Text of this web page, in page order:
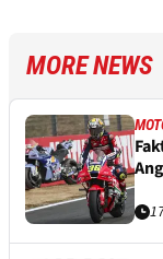
MORE NEWS